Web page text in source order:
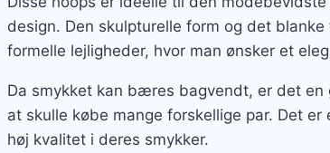
design. Den skulpturelle form og det
formelle lejligheder, hvor man ønsker et
Da smykket kan bæres bagvendt, er det
at skulle købe mange forskellige par. Det
høj kvalitet i deres smykker.